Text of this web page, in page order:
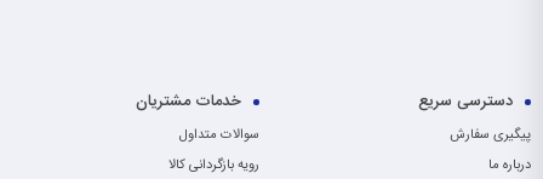
دسترسی سریع
پیگیری سفارش
درباره ما
خدمات مشتریان
سوالات متداول
رویه بازگردانی کالا